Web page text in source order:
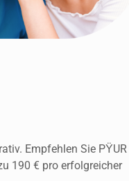
Empfehlen Sie PŸUR
190 € pro erfolgreicher